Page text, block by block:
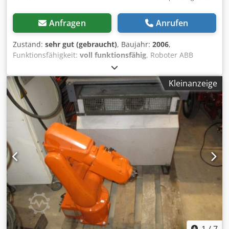
Anfragen Anrufen
Zustand: sehr gut (gebraucht), Baujahr: 2006,
Funktionsfähigkeit: voll funktionsfähig, Roboter ABB
Robotics IRB 140 S4C+M2000 Steuerung: S4C+ M2000
Anzahl der Achsen: 6 Max. Traglast: 6 kg max.
Arbeitsbereich: 810 mm Baujahr: 2006 Chedpfx Aiozmtt Uo
Aoa Lieferumfang: Roboter, Steuerung, Kabel, Teachpanel,
Schaltpläne Gebrauchtware – normale Gebrauchsspuren
vorhanden. Weitere Details, Artikelnummern und Bilder
auf Anfrage. Zwei Wochen Inbetriebnahme Garantie. Keine
weitere Gewährleistung. Darüber hinaus sind ständig
Ersatzteile ab Lager verfügbar. Der Roboter ist voll
funktionsfähig und kann gerne besichtigt werden. Frei
verladen / ab Werk. Der angegebene Betrag ist netto. Die
gesetzlich vorgeschriebene Mehrwertsteuer von 19 % wird
beim Checkout hinzugefügt. Sie erhalten eine ordentliche
Rechnung mit ausgewiesener Mehrwertsteuer. Abholung
vor Ort in 74722 Buchen/Hainstadt. Versand - oder
Speditionskosten variieren aufgrund Stückzahl, Gewicht
Kleinanzeige